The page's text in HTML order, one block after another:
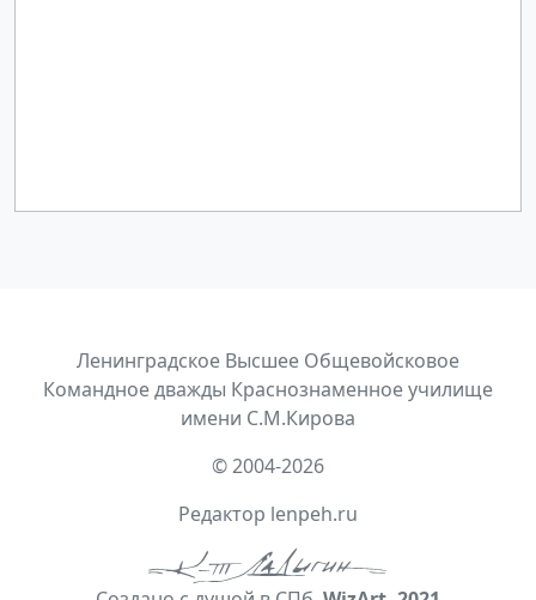
Ленинградское Высшее Общевойсковое
Командное дважды Краснознаменное училище
имени С.М.Кирова
© 2004-2026
Редактор lenpeh.ru